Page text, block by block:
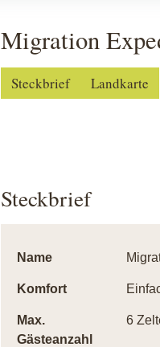
Migration
Steckbrief Landkarte
Steckbrief
Name
Komfort
Max.
Gästeanzahl
6